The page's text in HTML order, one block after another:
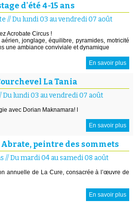
d'été 4-15 ans
//Du lundi 03 au vendredi 07 août
Acrobate Circus !
jonglage, équilibre, pyramides, motricité
une ambiance conviviale et dynamique
En savoir plus
La Tania
Du lundi 03 au vendredi 07 août
avec Dorian Maknamara! l
En savoir plus
peintre des sommets
//Du mardi 04 au samedi 08 août
annuelle de La Cure, consacrée à l’œuvre de
En savoir plus